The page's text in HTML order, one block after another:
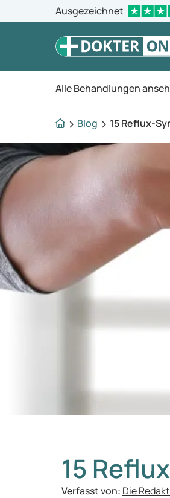
Ausgezeichnet
Alle Behandlungen
Blog 15 Reflux-
15
Verfasst von: Die